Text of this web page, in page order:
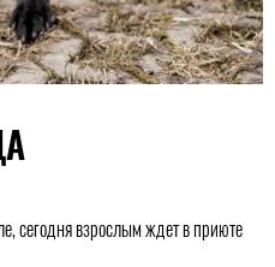
сегодня взрослым ждет в приюте